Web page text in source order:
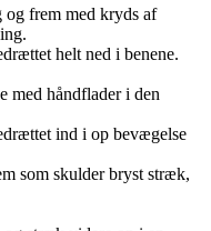
frem med kryds af
helt ned i benene.
med håndflader i den
ind i op bevægelse
som skulder bryst stræk,